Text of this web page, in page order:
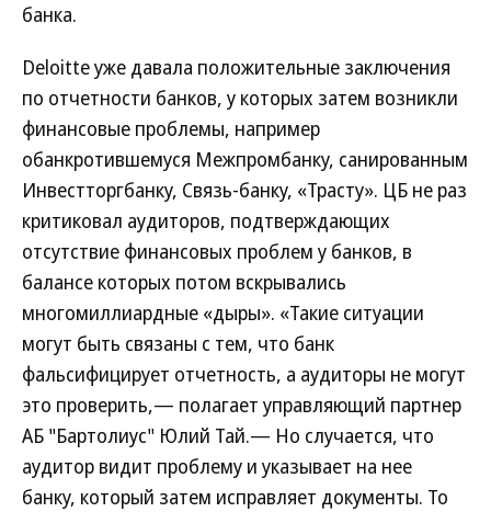
банка.
Deloitte уже давала положительные заключения
по отчетности банков, у которых затем возникли
финансовые проблемы, например
обанкротившемуся Межпромбанку, санированным
Инвестторгбанку, Связь-банку, «Трасту». ЦБ не раз
критиковал аудиторов, подтверждающих
отсутствие финансовых проблем у банков, в
балансе которых потом вскрывались
многомиллиардные «дыры». «Такие ситуации
могут быть связаны с тем, что банк
фальсифицирует отчетность, а аудиторы не могут
это проверить,— полагает управляющий партнер
АБ "Бартолиус" Юлий Тай.— Но случается, что
аудитор видит проблему и указывает на нее
банку, который затем исправляет документы. То